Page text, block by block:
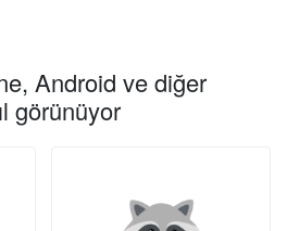
Android ve diğer
görünüyor